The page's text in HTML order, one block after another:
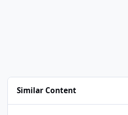
Similar Content